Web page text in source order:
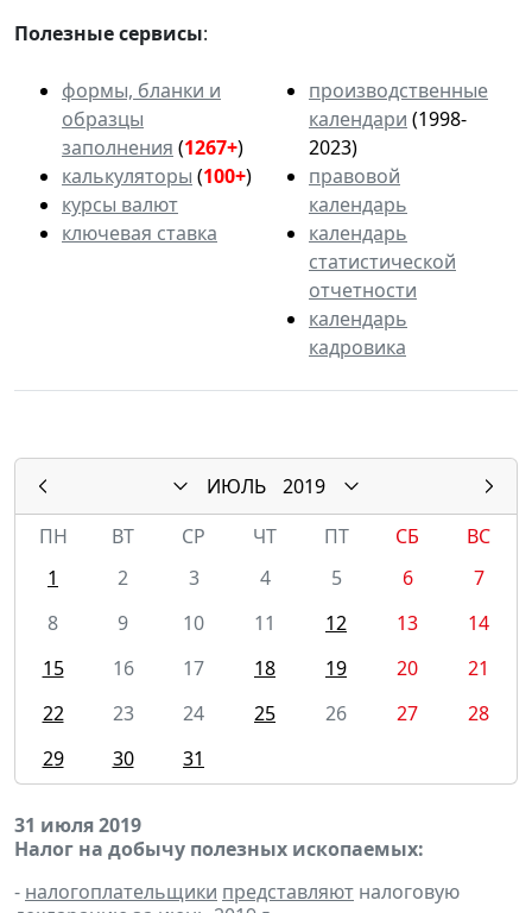
Полезные сервисы:
формы, бланки и
образцы
заполнения (1267+)
калькуляторы (100+)
курсы валют
ключевая ставка
производственные
календари (1998-
2023)
правовой
календарь
календарь
статистической
отчетности
календарь
кадровика
ИЮЛЬ
2019
ПН
ВТ СР ЧТ ПТ СБ
ВС
1
2 3 4 5 6
7
8
9 10 11 12 13
14
15
16 17 18 19 20
21
22
23 24 25 26 27
28
29
30 31
31 июля 2019
Налог на добычу полезных ископаемых:
- налогоплательщики представляют налоговую